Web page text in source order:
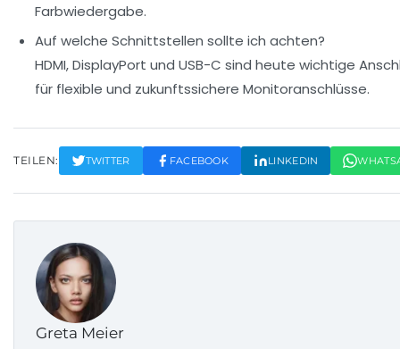
Farbwiedergabe.
Auf welche Schnittstellen sollte ich achten?
HDMI, DisplayPort und USB-C sind heute wichtige
für flexible und zukunftssichere Monitoranschlüsse.
TEILEN: TWITTER FACEBOOK LINKEDIN
Greta Meier